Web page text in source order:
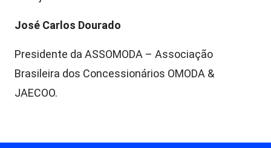
José Carlos Dourado
Presidente da ASSOMODA – Associação
Brasileira dos Concessionários OMODA &
JAECOO.